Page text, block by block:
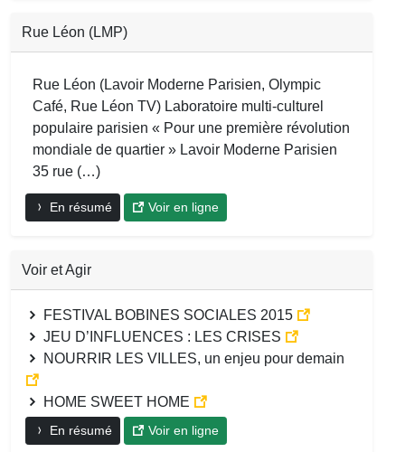
Rue Léon (LMP)
Rue Léon (Lavoir Moderne Parisien, Olympic
Café, Rue Léon TV) Laboratoire multi-culturel
populaire parisien « Pour une première révolution
mondiale de quartier » Lavoir Moderne Parisien
35 rue (…)
En résumé Voir en ligne
Voir et Agir
FESTIVAL BOBINES SOCIALES 2015
JEU D’INFLUENCES : LES CRISES
NOURRIR LES VILLES, un enjeu pour demain
HOME SWEET HOME
En résumé Voir en ligne